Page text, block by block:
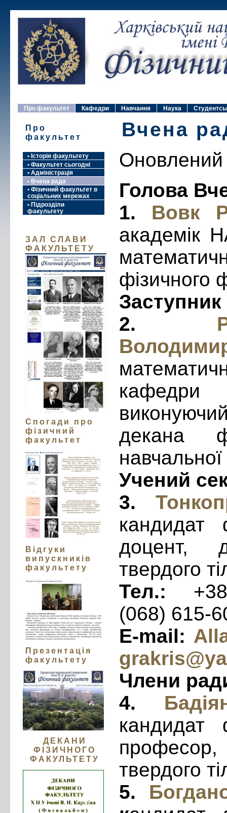
Про факультет Кафедри Навчання Наука
Про
факультет
• Історія факультету
• Факультет сьогодні
• Адміністрація
• Вчена рада
• Фізичний факультет в
соціальних мережах
• Підрозділи
факультету
ЗАЛ СЛАВИ
ФАКУЛЬТЕТУ
Спогади про
фізичний
факультет
Відгуки
випускників
факультету
Презентація
факультету
ДЕКАНИ
ФІЗИЧНОГО
ФАКУЛЬТЕТУ
Вчена
Оновлений
Голова
1. Вовк
академік
фізичного
2.
кафедри
декана
Учений
3.
кандидат
доцент,
твердого
Тел.:
(068) 615-
Е-mail:
Члени
4.
кандидат
професор,
твердого
5.